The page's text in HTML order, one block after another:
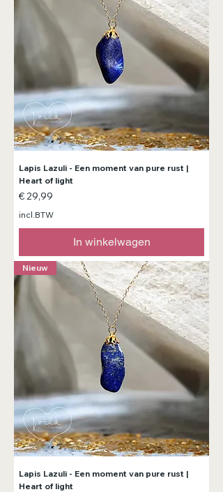
Lapis Lazuli - Een moment van pure rust |
Heart of light
Prijs
€ 29,99
incl.BTW
In winkelwagen
Nieuw
Lapis Lazuli - Een moment van pure rust |
Heart of light